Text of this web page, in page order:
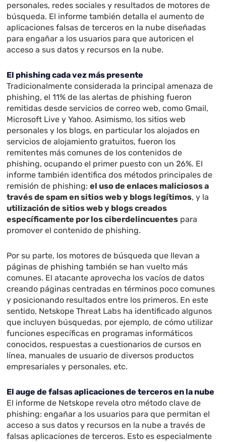
personales, redes sociales y resultados de motores de
búsqueda. El informe también detalla el aumento de
aplicaciones falsas de terceros en la nube diseñadas
para engañar a los usuarios para que autoricen el
acceso a sus datos y recursos en la nube.
El phishing cada vez más presente
Tradicionalmente considerada la principal amenaza de
phishing, el 11% de las alertas de phishing fueron
remitidas desde servicios de correo web, como Gmail,
Microsoft Live y Yahoo. Asimismo, los sitios web
personales y los blogs, en particular los alojados en
servicios de alojamiento gratuitos, fueron los
remitentes más comunes de los contenidos de
phishing, ocupando el primer puesto con un 26%. El
informe también identifica dos métodos principales de
remisión de phishing:el uso de enlaces maliciosos a
través de spam en sitios web y blogs legítimos, y la
utilización de sitios web y blogs creados
específicamente por los ciberdelincuentes para
promover el contenido de phishing.
Por su parte, los motores de búsqueda que llevan a
páginas de phishing también se han vuelto más
comunes. El atacante aprovecha los vacíos de datos
creando páginas centradas en términos poco comunes
y posicionando resultados entre los primeros. En este
sentido, Netskope Threat Labs ha identificado algunos
que incluyen búsquedas, por ejemplo, de cómo utilizar
funciones específicas en programas informáticos
conocidos, respuestas a cuestionarios de cursos en
línea, manuales de usuario de diversos productos
empresariales y personales, etc.
El auge de falsas aplicaciones de terceros en la nube
El informe de Netskope revela otro método clave de
phishing: engañar a los usuarios para que permitan el
acceso a sus datos y recursos en la nube a través de
falsas aplicaciones de terceros. Esto es especialmente